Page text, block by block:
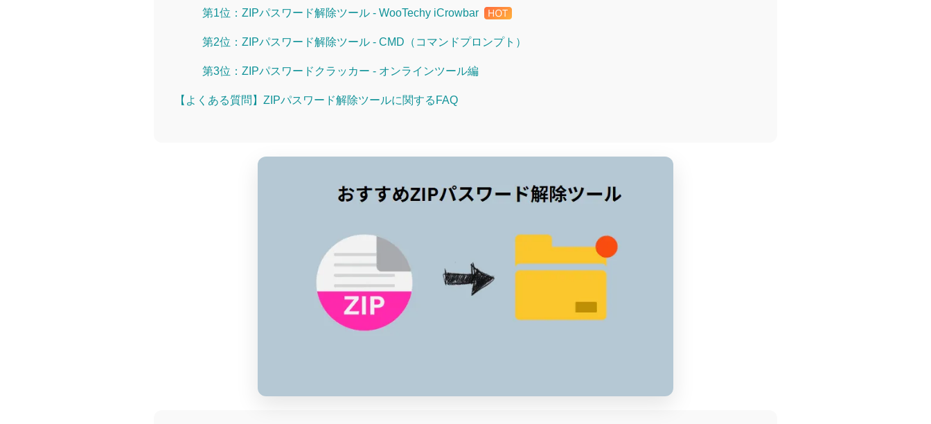
第1位：ZIPパスワード解除ツール - WooTechy iCrowbar
第2位：ZIPパスワード解除ツール - CMD（コマンドプロンプト）
第3位：ZIPパスワードクラッカー - オンラインツール編
【よくある質問】ZIPパスワード解除ツールに関するFAQ